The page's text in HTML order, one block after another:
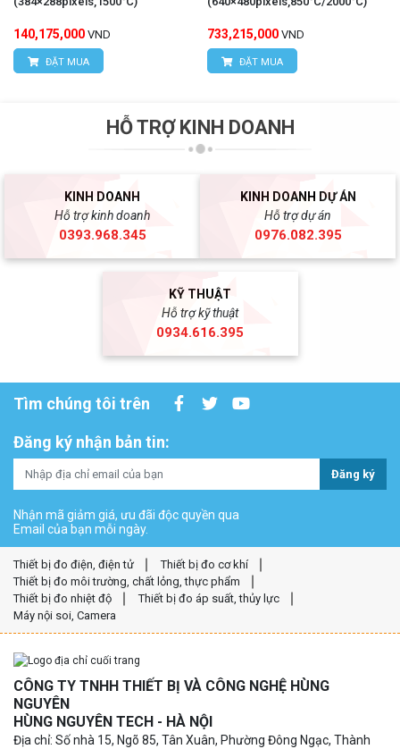
140,175,000 VND
ĐẶT MUA
733,215,000 VND
ĐẶT MUA
HỖ TRỢ KINH DOANH
KINH DOANH
Hỗ trợ kinh doanh
0393.968.345
KINH DOANH DỰ ÁN
Hỗ trợ dự án
0976.082.395
KỸ THUẬT
Hỗ trợ kỹ thuật
0934.616.395
Tìm chúng tôi trên
Đăng ký nhận bản tin:
Đăng ký
Nhận mã giảm giá, ưu đãi độc quyền qua
Email của bạn mỗi ngày.
Thiết bị đo điện, điện tử
Thiết bị đo cơ khí
Thiết bị đo môi trường, chất lỏng, thực phẩm
Thiết bị đo nhiệt độ
Thiết bị đo áp suất, thủy lực
Máy nội soi, Camera
CÔNG TY TNHH THIẾT BỊ VÀ CÔNG NGHỆ HÙNG
NGUYÊN
HÙNG NGUYÊN TECH - HÀ NỘI
Địa chỉ: Số nhà 15, Ngõ 85, Tân Xuân, Phường Đông Ngạc, Thành